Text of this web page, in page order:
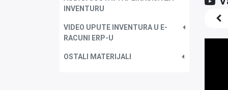
INVENTURU
VIDEO UPUTE INVENTURA U E-
RACUNI ERP-U
OSTALI MATERIJALI